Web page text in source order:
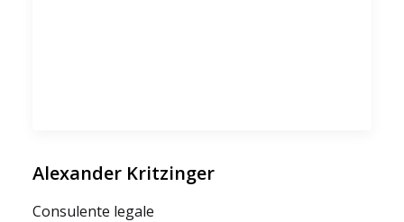
Alexander Kritzinger
Consulente legale